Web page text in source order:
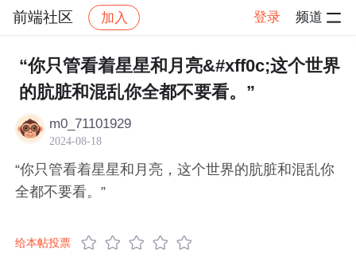
前端社区 加入 登录 频道
社区 前端社区 感慨 帖子详情
“你只管看着星星和月亮&#xff0c;这个世界
的肮脏和混乱你全都不要看。” ​​​
m0_71101929
2024-08-18
“你只管看着星星和月亮，这个世界的肮脏和混乱你
全都不要看。” ​​​
给本帖投票